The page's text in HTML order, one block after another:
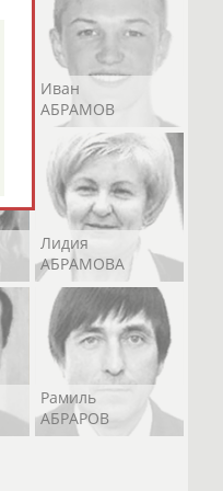
Иван
АБРАМОВ
Лидия
АБРАМОВА
Рамиль
АБРАРОВ